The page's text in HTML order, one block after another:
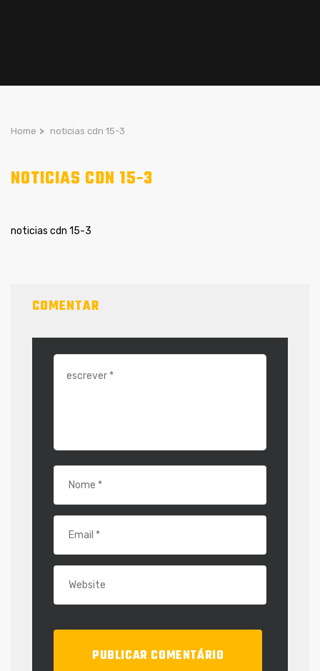
Home > noticias cdn 15-3
NOTICIAS CDN 15-3
noticias cdn 15-3
COMENTAR